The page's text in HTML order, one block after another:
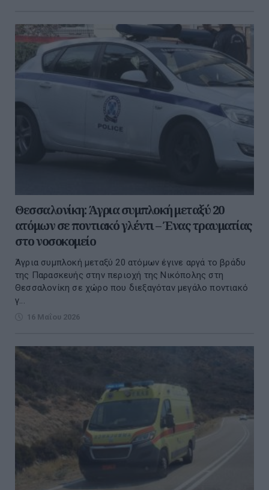
Θεσσαλονίκη: Άγρια συμπλοκή μεταξύ 20
ατόμων σε ποντιακό γλέντι – Ένας τραυματίας
στο νοσοκομείο
Άγρια συμπλοκή μεταξύ 20 ατόμων έγινε αργά το βράδυ
της Παρασκευής στην περιοχή της Νικόπολης στη
Θεσσαλονίκη σε χώρο που διεξαγόταν μεγάλο ποντιακό
γ...
16 Μαΐου 2026